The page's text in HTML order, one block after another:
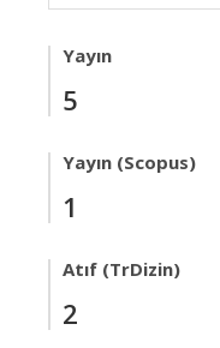
Yayın
5
Yayın (Scopus)
1
Atıf (TrDizin)
2